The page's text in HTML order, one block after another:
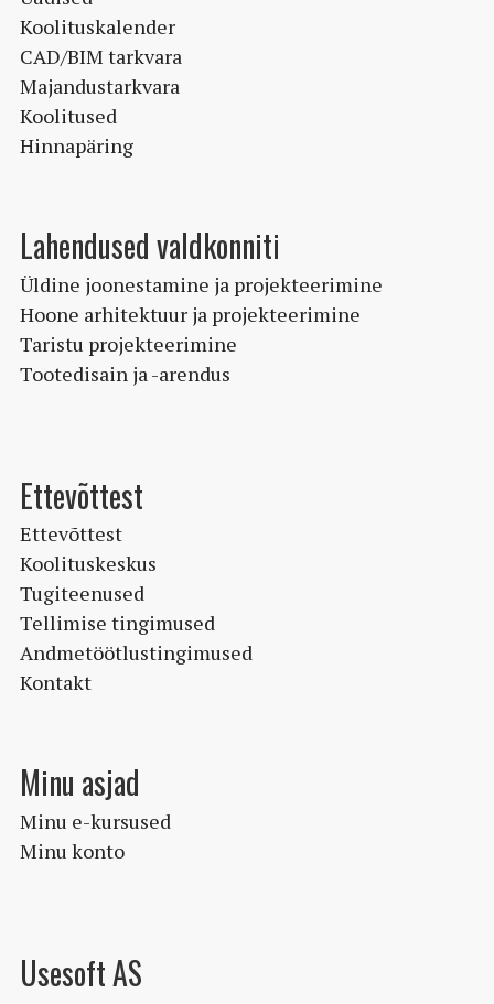
Koolituskalender
CAD/BIM tarkvara
Majandustarkvara
Koolitused
Hinnapäring
Lahendused valdkonniti
Üldine joonestamine ja projekteerimine
Hoone arhitektuur ja projekteerimine
Taristu projekteerimine
Tootedisain ja -arendus
Ettevõttest
Ettevõttest
Koolituskeskus
Tugiteenused
Tellimise tingimused
Andmetöötlustingimused
Kontakt
Minu asjad
Minu e-kursused
Minu konto
Usesoft AS